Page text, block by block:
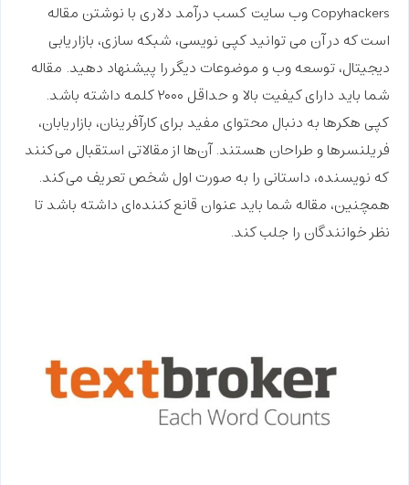
Copyhackers وب‌ سایت
کسب درآمد دلاری با نوشتن مقاله
است که در آن می ‌توانید کپی‌ نویسی، شبکه‌ سازی، بازاریابی
دیجیتال، توسعه وب و موضوعات دیگر را پیشنهاد دهید. مقاله
شما باید دارای کیفیت بالا و حداقل ۲۰۰۰ کلمه داشته باشد.
کپی هکرها به دنبال محتوای مفید برای کارآفرینان، بازاریابان،
فریلنسرها و طراحان هستند. آن‌ها از مقالاتی استقبال می‌کنند
که نویسنده، داستانی را به صورت اول شخص تعریف می‌کند.
همچنین، مقاله شما باید عنوان قانع کننده‌ای داشته باشد تا
نظر خوانندگان را جلب کند.